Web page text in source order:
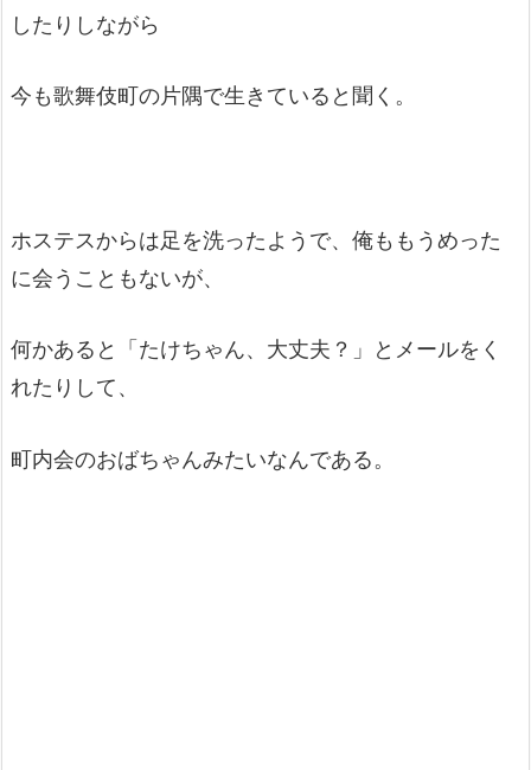
したりしながら
今も歌舞伎町の片隅で生きていると聞く。
ホステスからは足を洗ったようで、俺ももうめった
に会うこともないが、
何かあると「たけちゃん、大丈夫？」とメールをく
れたりして、
町内会のおばちゃんみたいなんである。